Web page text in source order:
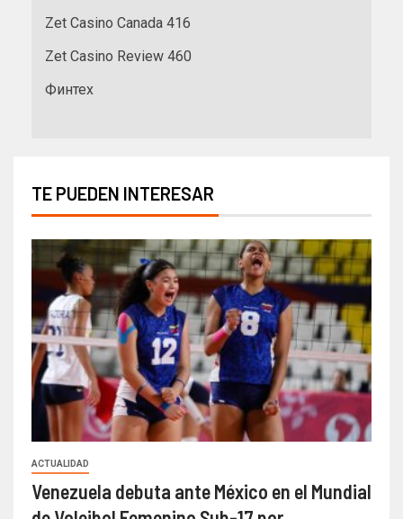
Zet Casino Canada 416
Zet Casino Review 460
Финтех
TE PUEDEN INTERESAR
ACTUALIDAD
Venezuela debuta ante México en el Mundial